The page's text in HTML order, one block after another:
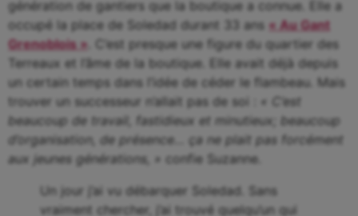
génération de gantiers que la boutique a connue. Elle a
occupé la place de Soledad durant 33 ans « Au Gant
Grenoblois » . C’est presque une figure du quartier des
Terreaux et l’âme de la boutique. Elle avait déjà depuis
un certain temps dans l’idée de céder le flambeau. Mais
trouver un successeur n’allait pas de soi : « C’est
beaucoup de travail, fastidieux et minutieux; beaucoup
d’organisation, de présence… ça ne plait pas forcément
aux jeunes générations, » confie Suzanne.
Un jour j’ai vu débarquer Soledad. Sans
vraiment chercher, j’ai trouvé quelqu’un qui